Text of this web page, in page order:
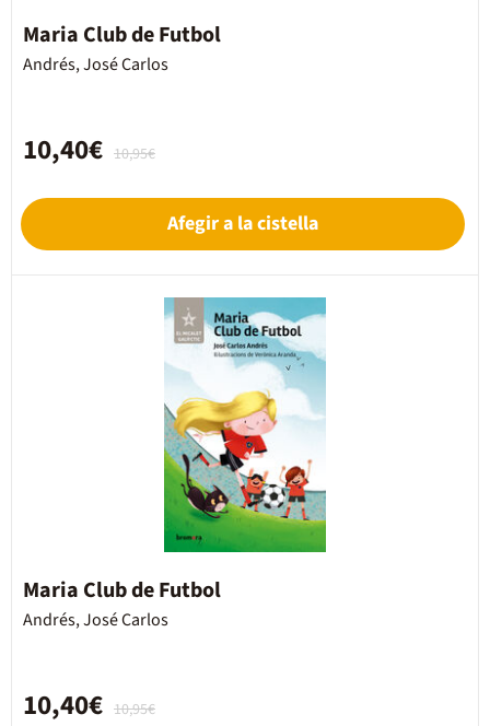
Maria Club de Futbol
Andrés, José Carlos
10,95€
10,40€
Afegir a la cistella
Maria Club de Futbol
Andrés, José Carlos
10,95€
10,40€